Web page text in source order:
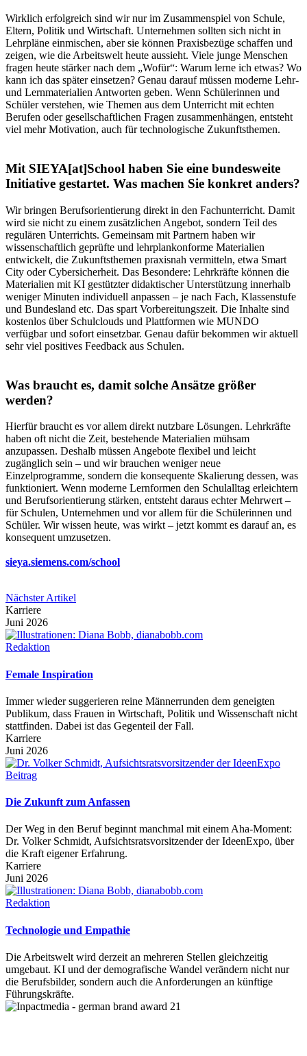
Wirklich erfolgreich sind wir nur im Zusammenspiel von Schule,
Eltern, Politik und Wirtschaft. Unternehmen sollten sich nicht in
Lehrpläne einmischen, aber sie können Praxisbezüge schaffen und
zeigen, wie die Arbeitswelt heute aussieht. Viele junge Menschen
fragen heute stärker nach dem „Wofür“: Warum lerne ich etwas? Wo
kann ich das später einsetzen? Genau darauf müssen moderne Lehr-
und Lernmaterialien Antworten geben. Wenn Schülerinnen und
Schüler verstehen, wie Themen aus dem Unterricht mit echten
Berufen oder gesellschaftlichen Fragen zusammenhängen, entsteht
viel mehr Motivation, auch für technologische Zukunftsthemen.
Mit SIEYA[at]School haben Sie eine bundesweite
Initiative gestartet. Was machen Sie konkret anders?
Wir bringen Berufsorientierung direkt in den Fachunterricht. Damit
wird sie nicht zu einem zusätzlichen Angebot, sondern Teil des
regulären Unterrichts. Gemeinsam mit Partnern haben wir
wissenschaftlich geprüfte und lehrplankonforme Materialien
entwickelt, die Zukunftsthemen praxisnah vermitteln, etwa Smart
City oder Cybersicherheit. Das Besondere: Lehrkräfte können die
Materialien mit KI gestützter didaktischer Unterstützung innerhalb
weniger Minuten individuell anpassen – je nach Fach, Klassenstufe
und Bundesland etc. Das spart Vorbereitungszeit. Die Inhalte sind
kostenlos über Schulclouds und Plattformen wie MUNDO
verfügbar und sofort einsetzbar. Genau dafür bekommen wir aktuell
sehr viel positives Feedback aus Schulen.
Was braucht es, damit solche Ansätze größer
werden?
Hierfür braucht es vor allem direkt nutzbare Lösungen. Lehrkräfte
haben oft nicht die Zeit, bestehende Materialien mühsam
anzupassen. Deshalb müssen Angebote flexibel und leicht
zugänglich sein – und wir brauchen weniger neue
Einzelprogramme, sondern die konsequente Skalierung dessen, was
funktioniert. Wenn moderne Lernformen den Schulalltag erleichtern
und Berufsorientierung stärken, entsteht daraus echter Mehrwert –
für Schulen, Unternehmen und vor allem für die Schülerinnen und
Schüler. Wir wissen heute, was wirkt – jetzt kommt es darauf an, es
konsequent umzusetzen.
sieya.siemens.com/school
Nächster Artikel
Karriere
Juni 2026
Redaktion
Female Inspiration
Immer wieder suggerieren reine Männerrunden dem geneigten
Publikum, dass Frauen in Wirtschaft, Politik und Wissenschaft nicht
stattfinden. Dabei ist das Gegenteil der Fall.
Karriere
Juni 2026
Beitrag
Die Zukunft zum Anfassen
Der Weg in den Beruf beginnt manchmal mit einem Aha-Moment:
Dr. Volker Schmidt, Aufsichtsratsvorsitzender der IdeenExpo, über
die Kraft eigener Erfahrung.
Karriere
Juni 2026
Redaktion
Technologie und Empathie
Die Arbeitswelt wird derzeit an mehreren Stellen gleichzeitig
umgebaut. KI und der demografische Wandel verändern nicht nur
die Berufsbilder, sondern auch die Anforderungen an künftige
Führungskräfte.